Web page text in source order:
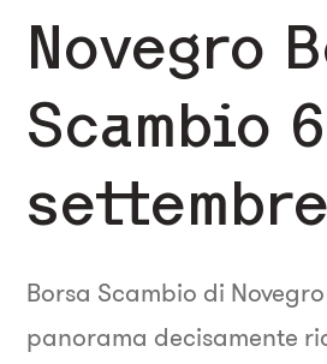
Novegro
Scambio 6
Borsa Scambio di
panorama decisamente